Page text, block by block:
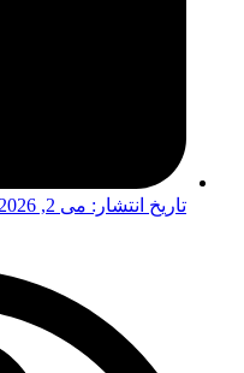
تاریخ انتشار: می 2, 2026